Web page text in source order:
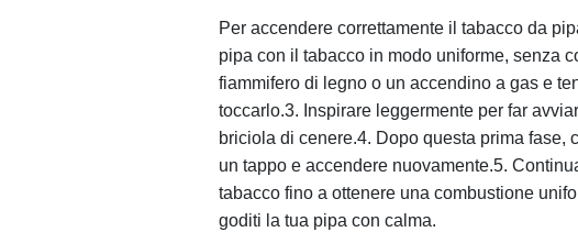
Per accendere correttamente il tabacco da
pipa con il tabacco in modo uniforme, senza
fiammifero di legno o un accendino a gas e
toccarlo.3. Inspirare leggermente per far
briciola di cenere.4. Dopo questa prima fase,
un tappo e accendere nuovamente.5.
tabacco fino a ottenere una combustione
goditi la tua pipa con calma.